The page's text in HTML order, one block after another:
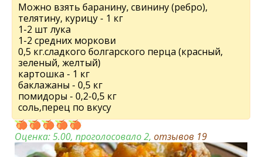
Можно взять баранину, свинину (ребро),
телятину, курицу - 1 кг
1-2 шт лука
1-2 средних моркови
0,5 кг.сладкого болгарского перца (красный,
зеленый, желтый)
картошка - 1 кг
баклажаны - 0,5 кг
помидоры - 0,2-0,5 кг
соль,перец по вкусу
Оценка:5.00, проголосовало 2, отзывов 19